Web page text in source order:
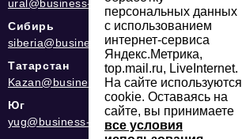
ural@business-magazine.online
Сибирь
siberia@business-magazine.online
Татарстан
Kazan@business-magazine.online
Юг
yug@business-magazine.online
персональных данных
с использованием
интернет-сервиса
Яндекс.Метрика,
top.mail.ru, LiveInternet.
На сайте используются
cookie. Оставаясь на
сайте, вы принимаете
все условия